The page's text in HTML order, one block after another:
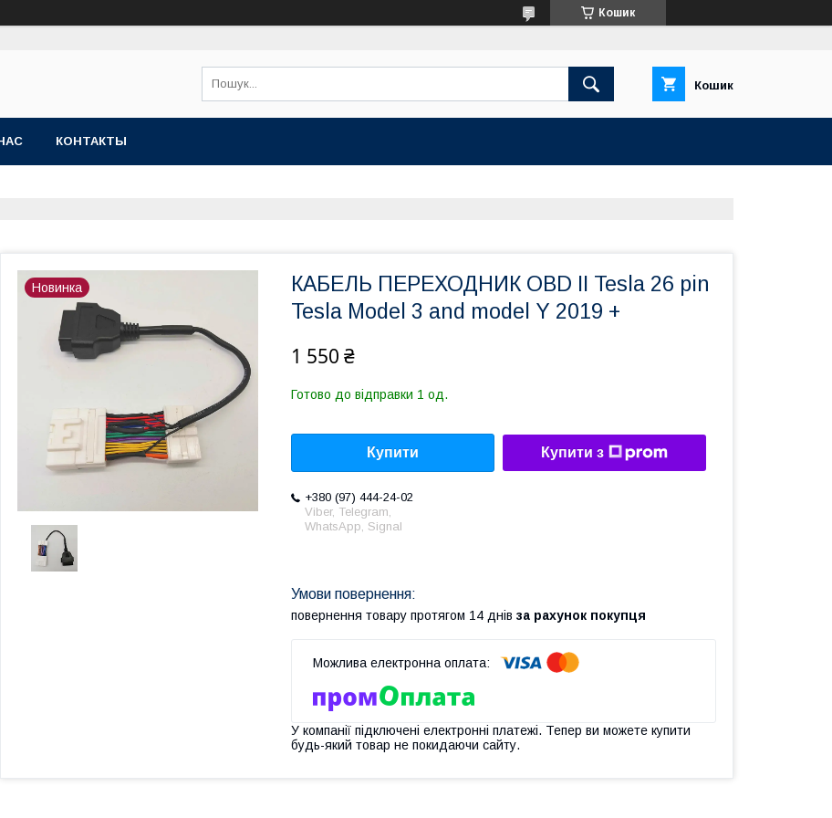
Кошик
Кошик
КОНТАКТЫ
Новинка
КАБЕЛЬ ПЕРЕХОДНИК OBD II Tesla 26 pin
Tesla Model 3 and model Y 2019 +
1 550 ₴
Готово до відправки 1 од.
Купити Купити з
+380 (97) 444-24-02
Viber, Telegram,
WhatsApp, Signal
повернення товару протягом 14 днів за рахунок покупця
У компанії підключені електронні платежі. Тепер ви можете купити
будь-який товар не покидаючи сайту.